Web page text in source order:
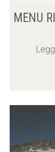
MENU